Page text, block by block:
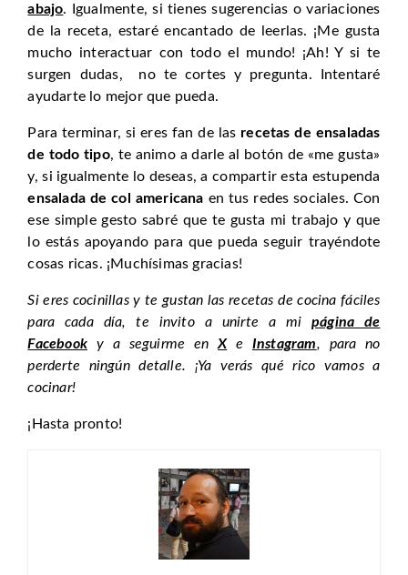
abajo. Igualmente, si tienes sugerencias o variaciones
de la receta, estaré encantado de leerlas. ¡Me gusta
mucho interactuar con todo el mundo! ¡Ah! Y si te
surgen dudas, no te cortes y pregunta. Intentaré
ayudarte lo mejor que pueda.
Para terminar, si eres fan de las recetas de ensaladas
de todo tipo, te animo a darle al botón de «me gusta»
y, si igualmente lo deseas, a compartir esta estupenda
ensalada de col americana en tus redes sociales. Con
ese simple gesto sabré que te gusta mi trabajo y que
lo estás apoyando para que pueda seguir trayéndote
cosas ricas. ¡Muchísimas gracias!
Si eres cocinillas y te gustan las recetas de cocina fáciles
para cada día, te invito a unirte a mipágina de
Facebook y a seguirme enXe Instagram, para no
perderte ningún detalle. ¡Ya verás qué rico vamos a
cocinar!
¡Hasta pronto!